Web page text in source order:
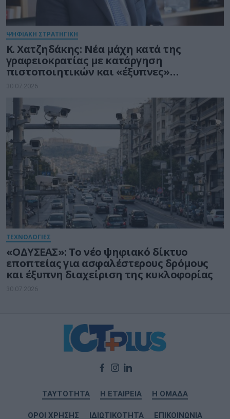
ΨΗΦΙΑΚΗ ΣΤΡΑΤΗΓΙΚΗ
Κ. Χατζηδάκης: Νέα μάχη κατά της
γραφειοκρατίας με κατάργηση
πιστοποιητικών και «έξυπνες»
διασταυρώσεις του Δημοσίου
30.07.2026
ΤΕΧΝΟΛΟΓΙΕΣ
«ΟΔΥΣΕΑΣ»: Το νέο ψηφιακό δίκτυο
εποπτείας για ασφαλέστερους δρόμους
και έξυπνη διαχείριση της κυκλοφορίας
30.07.2026
ΤΑΥΤΟΤΗΤΑ Η ΕΤΑΙΡΕΙΑ Η ΟΜΑΔΑ
ΟΡΟΙ ΧΡΗΣΗΣ ΙΔΙΩΤΙΚΟΤΗΤΑ ΕΠΙΚΟΙΝΩΝΙΑ